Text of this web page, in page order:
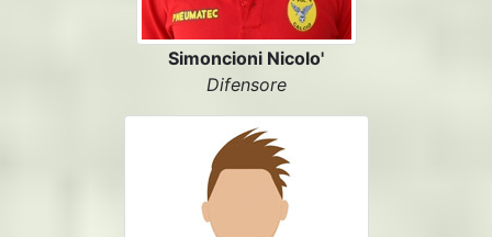
Simoncioni Nicolo'
Difensore